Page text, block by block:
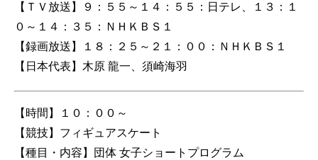
【ＴＶ放送】９：５５～１４：５５：日テレ、１３：１
０～１４：３５：ＮＨＫＢＳ１
【録画放送】１８：２５～２１：００：ＮＨＫＢＳ１
【日本代表】木原 龍一、須崎海羽
【時間】１０：００～
【競技】フィギュアスケート
【種目・内容】団体 女子ショートプログラム